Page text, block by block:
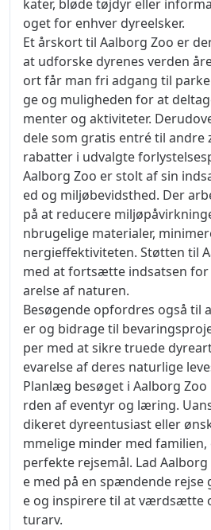
kater, bløde tøjdyr eller
oget for enhver dyreelsker.
Et årskort til Aalborg Zoo er
at udforske dyrenes verden
ort får man fri adgang til
ge og muligheden for at
menter og aktiviteter.
dele som gratis entré til andre
rabatter i udvalgte
Aalborg Zoo er stolt af sin
ed og miljøbevidsthed. Der
på at reducere
nbrugelige materialer,
nergieffektiviteten. Støtten til
med at fortsætte indsatsen
arelse af naturen.
Besøgende opfordres også til
er og bidrage til
per med at sikre truede
evarelse af deres naturlige
Planlæg besøget i Aalborg Zoo
rden af eventyr og læring.
dikeret dyreentusiast eller
mmelige minder med
perfekte rejsemål. Lad
e med på en spændende rejse
e og inspirere til at værdsætte
turarv.